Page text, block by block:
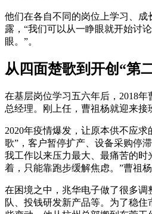
他们在各自不同的岗位上学习、成
露，“我们可以从一睁眼就开始讨
眼。”。
从四面楚歌到开创“第
在基层岗位学习五六年后，2018
总经理。刚上任，曹祖杨就迎来接
2020年疫情爆发，让原本供不应
歌”，客户暂停扩产、设备采购停
我工作以来压力最大、最痛苦的时
着，只能靠跑步缓解焦虑。”曹祖杨
在困境之中，兆华电子做了很多调
队、投钱研发新产品等。为了稳